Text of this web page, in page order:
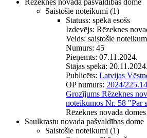
Saistošie noteikumi (1)
Statuss: spēkā esošs
Izdevējs: Rēzeknes
Veids: saistošie
Numurs: 45
Pieņemts: 07.11.2024.
Stājas spēkā: 20.11.2024.
Publicēts: Latvijas
OP numurs: 2024/225.14
Grozījums Rēzeknes
noteikumos Nr. 58 "Par
Rēzeknes novada
Saulkrastu novada pašvaldības dome
Saistošie noteikumi (1)